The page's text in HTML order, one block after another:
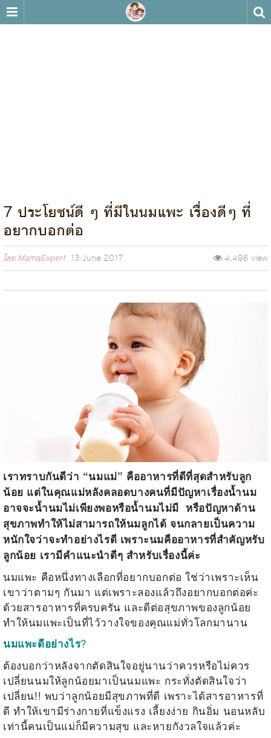
7 ประโยชน์ดี ๆ ที่มีในนมแพะ เรื่องดีๆ ที่
อยากบอกต่อ
โดยMamaExpert 13 June 2017 4,496 view
เราทราบกันดีว่า “นมแม่” คืออาหารที่ดีที่สุดสำหรับลูก
น้อย แต่ในคุณแม่หลังคลอดบางคนที่มีปัญหาเรื่องน้ำนม
อาจจะน้ำนมไม่เพียงพอหรือน้ำนมไม่มี หรือปัญหาด้าน
สุขภาพทำให้ไม่สามารถให้นมลูกได้ จนกลายเป็นความ
หนักใจว่าจะทำอย่างไรดี เพราะนมคืออาหารที่สำคัญหรับ
ลูกน้อย เรามีคำแนะนำดีๆ สำหรับเรื่องนี้ค่ะ
นมแพะ คือหนึ่งทางเลือกที่อยากบอกต่อ ใช่ว่าเพราะเห็น
เขาว่าตามๆ กันมา แต่เพราะลองแล้วถึงอยากบอกต่อค่ะ
ด้วยสารอาหารที่ครบครัน และดีต่อสุขภาพของลูกน้อย
ทำให้นมแพะเป็นที่ไว้วางใจของคุณแม่ทั่วโลกมานาน
นมแพะดีอย่างไร?
ต้องบอกว่าหลังจากตัดสินใจอยู่นานว่าควรหรือไม่ควร
เปลี่ยนนมให้ลูกน้อยมาเป็นนมแพะ กระทั่งตัดสินใจว่า
เปลี่ยน!! พบว่าลูกน้อยมีสุขภาพที่ดี เพราะได้สารอาหารที่
ดี ทำให้เขามีร่างกายที่แข็งแรง เลี้ยงง่าย กินอิ่ม นอนหลับ
เท่านี้คนเป็นแม่ก็มีความสุข และหายกังวลใจแล้วค่ะ